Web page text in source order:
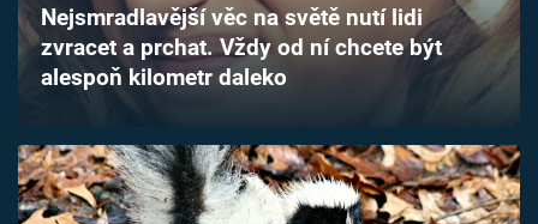
Časopis
Sledujte prima+
Přihlášení
Nejsmradlavější věc na světě nutí lidi
zvracet a prchat. Vždy od ní chcete být
alespoň kilometr daleko